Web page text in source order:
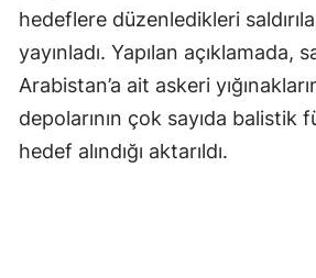
hedeflere düzenledikleri
yayınladı. Yapılan açıklamada,
Arabistan’a ait askeri
depolarının çok sayıda balistik
hedef alındığı aktarıldı.